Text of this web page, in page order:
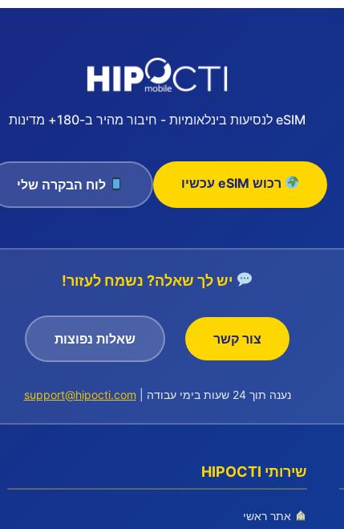
eSIM לנסיעות בינלאומיות - חיבור מהיר ב-180+ מדינות
רכוש eSIM עכשיו לוח הבקרה שלי
יש לך שאלה? נשמח לעזור!
צור קשר שאלות נפוצות
נענה תוך 24 שעות בימי עבודה | support@hipocti.com
שירותי HIPOCTI
אתר ראשי